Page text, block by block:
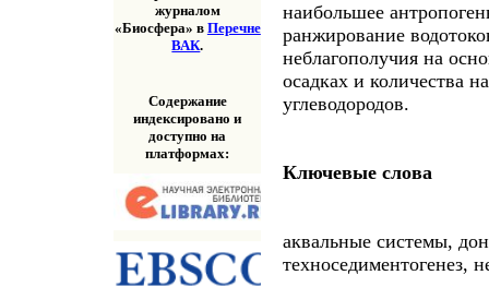
журналом
«Биосфера» в Перечне
ВАК.
Содержание
индексировано и
доступно на
платформах:
наибольшее
ранжирование
неблагополучия на
осадках и количества
углеводородов.
Ключевые слова
аквальные системы,
техноседиментогенез,